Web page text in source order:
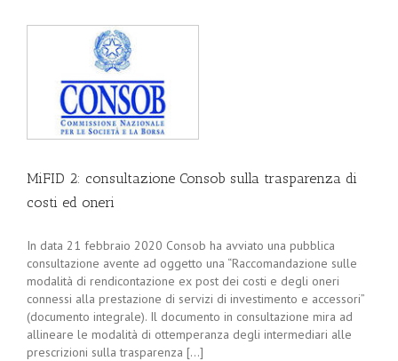
MiFID 2: consultazione Consob sulla trasparenza di
costi ed oneri
In data 21 febbraio 2020 Consob ha avviato una pubblica
consultazione avente ad oggetto una “Raccomandazione sulle
modalità di rendicontazione ex post dei costi e degli oneri
connessi alla prestazione di servizi di investimento e accessori”
(documento integrale). Il documento in consultazione mira ad
allineare le modalità di ottemperanza degli intermediari alle
prescrizioni sulla trasparenza [...]